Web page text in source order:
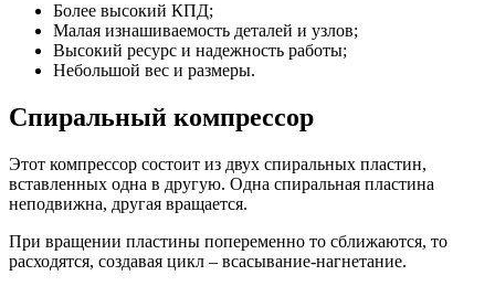
Более высокий КПД;
Малая изнашиваемость деталей и узлов;
Высокий ресурс и надежность работы;
Небольшой вес и размеры.
Спиральный компрессор
Этот компрессор состоит из двух спиральных пластин,
вставленных одна в другую. Одна спиральная пластина
неподвижна, другая вращается.
При вращении пластины попеременно то сближаются, то
расходятся, создавая цикл – всасывание-нагнетание.